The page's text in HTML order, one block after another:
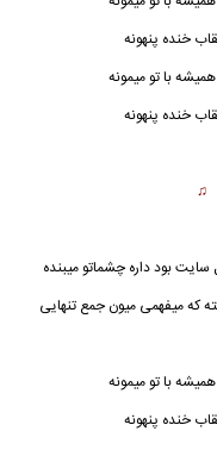
خنده پنهونه
با تو میمونه
خنده پنهونه
♫
سایت بود داره چشماتو میبنده
که میفهمی میون جمع تنهایی
با تو میمونه
خنده پنهونه